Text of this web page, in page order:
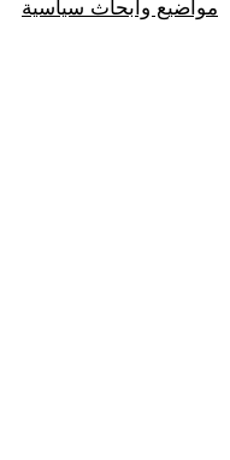
مواضيع وابحاث سياسية